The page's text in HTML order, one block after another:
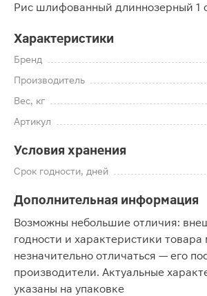
Рис шлифованный длиннозерный 1
Характеристики
Бренд
Производитель
Вес, кг
Артикул
Условия хранения
Срок годности, дней
Дополнительная информация
Возможны небольшие отличия:
годности и характеристики товара
незначительно отличаться — его
производители. Актуальные
указаны на упаковке